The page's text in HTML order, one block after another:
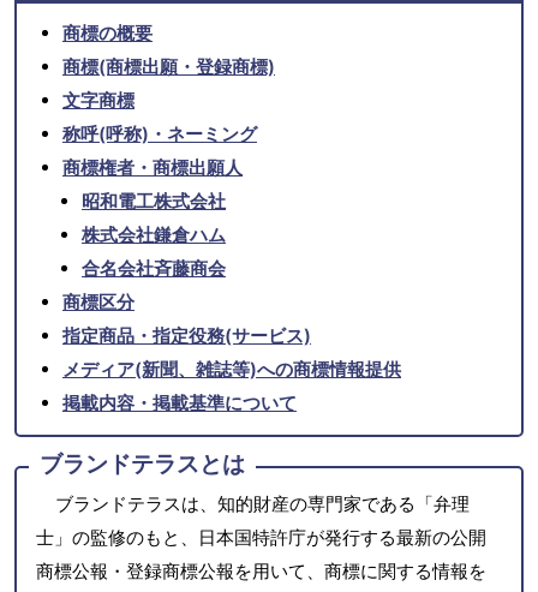
商標の概要
商標(商標出願・登録商標)
文字商標
称呼(呼称)・ネーミング
商標権者・商標出願人
昭和電工株式会社
株式会社鎌倉ハム
合名会社斉藤商会
商標区分
指定商品・指定役務(サービス)
メディア(新聞、雑誌等)への商標情報提供
掲載内容・掲載基準について
ブランドテラスとは
ブランドテラスは、知的財産の専門家である「弁理
士」の監修のもと、日本国特許庁が発行する最新の公開
商標公報・登録商標公報を用いて、商標に関する情報を